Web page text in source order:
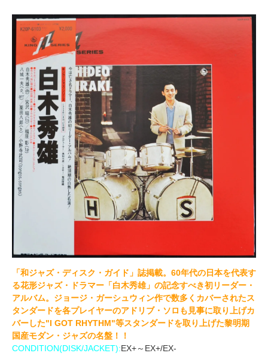
「和ジャズ・ディスク・ガイド」誌掲載。60年代の日本を代表す
る花形ジャズ・ドラマー「白木秀雄」の記念すべき初リーダー・
アルバム。ジョージ・ガーシュウィン作で数多くカバーされたス
タンダードを各プレイヤーのアドリブ・ソロも見事に取り上げカ
バーした"I GOT RHYTHM"等スタンダードを取り上げた黎明期
国産モダン・ジャズの名盤！！
CONDITION(DISK/JACKET):EX+～EX+/EX-